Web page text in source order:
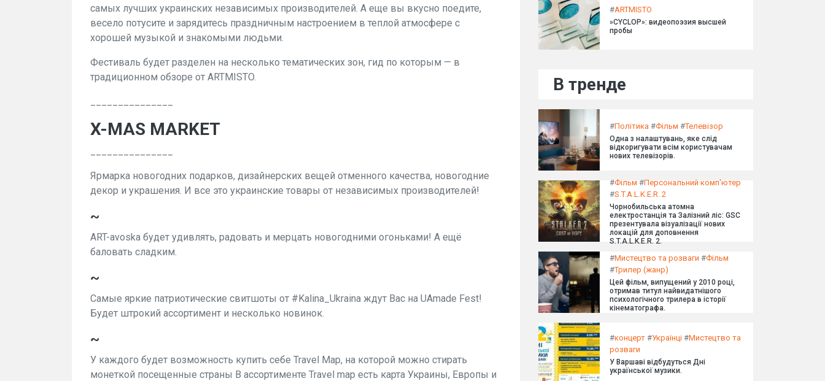
самых лучших украинских независимых производителей. А еще вы вкусно поедите,
весело потусите и зарядитесь праздничным настроением в теплой атмосфере с
хорошей музыкой и знакомыми людьми.
Фестиваль будет разделен на несколько тематических зон, гид по которым — в
традиционном обзоре от ARTMISTO.
X-MAS MARKET
Ярмарка новогодних подарков, дизайнерских вещей отменного качества, новогодние
декор и украшения. И все это украинские товары от независимых производителей!
~
ART-avoska будет удивлять, радовать и мерцать новогодними огоньками! А ещё
баловать сладким.
~
Самые яркие патриотические свитшоты от #‎Kalina_Ukraina‬ ждут Вас на UAmade Fest!
Будет штрокий ассортимент и несколько новинок.
~
У каждого будет возможность купить себе Travel Map, на которой можно стирать
монеткой посещенные страны В ассортименте Travel map есть карта Украины, Европы и
#ARTMISTO
»CYCLOP»: видеопоэзия высшей
пробы
В тренде
#Політика #Фільм #Телевізор
Одна з налаштувань, яке слід
відкоригувати всім користувачам
нових телевізорів.
#Фільм #Персональний комп'ютер
#S.T.A.L.K.E.R. 2
Чорнобильська атомна
електростанція та Залізний ліс: GSC
презентувала візуалізації нових
локацій для доповнення
S.T.A.L.K.E.R. 2.
#Мистецтво та розваги #Фільм
#Трилер (жанр)
Цей фільм, випущений у 2010 році,
отримав титул найвидатнішого
психологічного трилера в історії
кінематографа.
#концерт #Українці #Мистецтво та
розваги
У Варшаві відбудуться Дні
української музики.